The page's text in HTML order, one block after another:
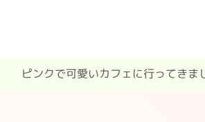
ピンクで可愛いカフェに行ってきま